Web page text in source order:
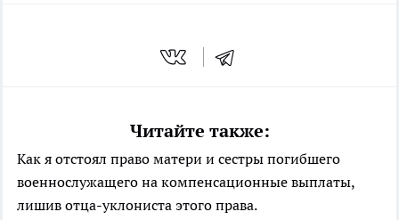
Читайте также:
Как я отстоял право матери и сестры погибшего
военнослужащего на компенсационные выплаты,
лишив отца-уклониста этого права.